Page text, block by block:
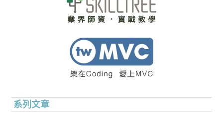
系列文章